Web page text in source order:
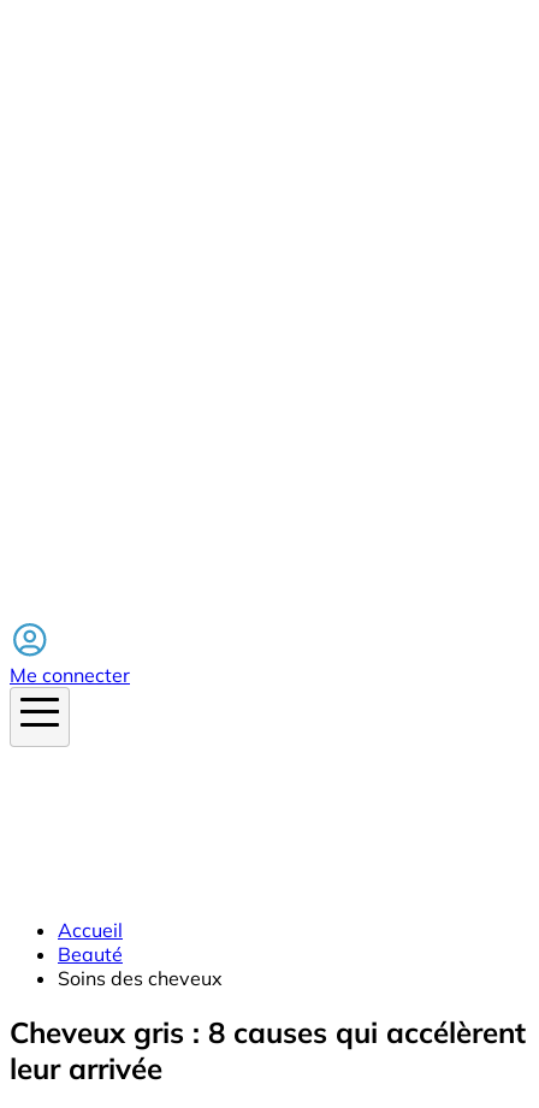
Me connecter
Accueil
Beauté
Soins des cheveux
Cheveux gris : 8 causes qui accélèrent
leur arrivée